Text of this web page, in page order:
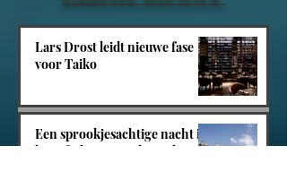
Lars Drost leidt nieuwe fase
voor Taiko
Een sprookjesachtige nacht in
het Efteling Grand Hotel